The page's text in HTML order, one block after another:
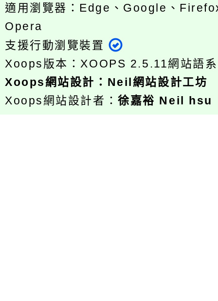
適用瀏覽器：Edge、Google、
Opera
支援行動瀏覽裝置
Xoops版本： XOOPS 2.5.11網站語
Xoops網站設計 ： Neil網站設計工坊
Xoops網站設計者：徐嘉裕 Neil hsu